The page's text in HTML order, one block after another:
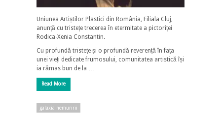
Uniunea Artiștilor Plastici din România, Filiala Cluj,
anunță cu tristețe trecerea în etermitate a pictoriței
Rodica-Xenia Constantin.
Cu profundă tristețe și o profundă reverență în fața
unei vieți dedicate frumosului, comunitatea artistică își
ia rămas bun de la …
Read More
galaxia nemuririi